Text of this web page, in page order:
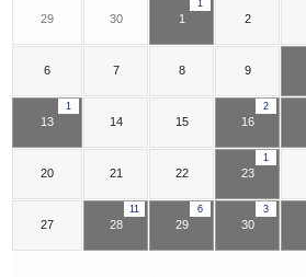
29 30
1
1 2
6 7 8 9
1
13 14 15
2
16
20 21 22
1
23
27
11
28
6
29
3
30